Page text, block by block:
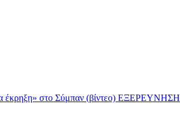
έκρηξη» στο Σύμπαν (βίντεο) ΕΞΕΡΕΥΝΗΣΗ